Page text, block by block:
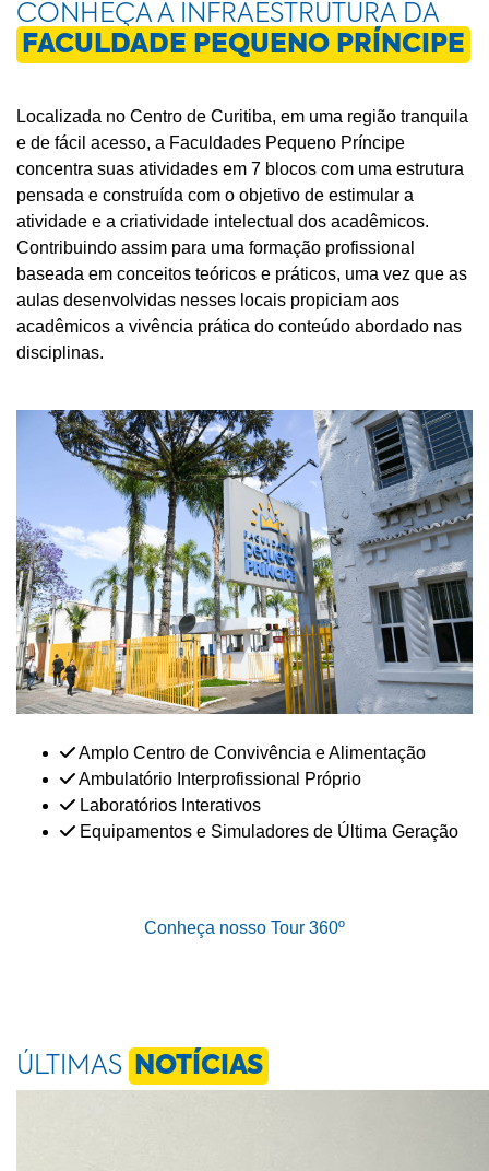
CONHEÇA A INFRAESTRUTURA DA
FACULDADE PEQUENO PRÍNCIPE
Localizada no Centro de Curitiba, em uma região tranquila
e de fácil acesso, a Faculdades Pequeno Príncipe
concentra suas atividades em 7 blocos com uma estrutura
pensada e construída com o objetivo de estimular a
atividade e a criatividade intelectual dos acadêmicos.
Contribuindo assim para uma formação profissional
baseada em conceitos teóricos e práticos, uma vez que as
aulas desenvolvidas nesses locais propiciam aos
acadêmicos a vivência prática do conteúdo abordado nas
disciplinas.
Amplo Centro de Convivência e Alimentação
Ambulatório Interprofissional Próprio
Laboratórios Interativos
Equipamentos e Simuladores de Última Geração
Conheça nosso Tour 360º
ÚLTIMAS NOTÍCIAS